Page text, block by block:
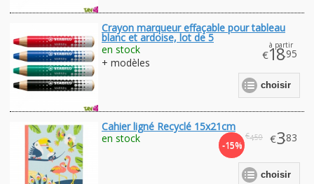
Crayon marqueur effaçable pour tableau
blanc et ardoise, lot de 5
à partir
€18.95
en stock
+ modèles
choisir
Cahier ligné Recyclé 15x21cm
-15%
€4.50 €3.83
en stock
choisir